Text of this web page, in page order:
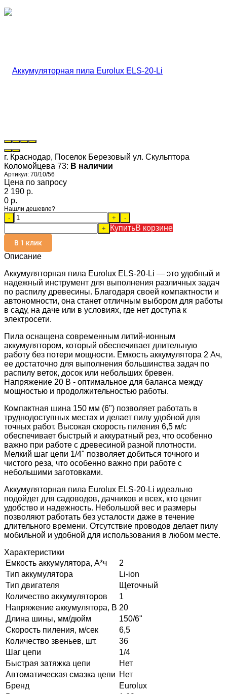
г. Краснодар, Поселок Березовый ул. Скульптора
Коломойцева 73: В наличии
Артикул: 70/10/56
Цена по запросу
2 190 p.
0 p.
Нашли дешевле?
- +
-
+
КупитьВ корзине
В 1 клик
Описание
Аккумуляторная пила Eurolux ELS-20-Li — это удобный и
надежный инструмент для выполнения различных задач
по распилу древесины. Благодаря своей компактности и
автономности, она станет отличным выбором для работы
в саду, на даче или в условиях, где нет доступа к
электросети.
Пила оснащена современным литий-ионным
аккумулятором, который обеспечивает длительную
работу без потери мощности. Емкость аккумулятора 2 Ач,
ее достаточно для выполнения большинства задач по
распилу веток, досок или небольших бревен.
Напряжение 20 В - оптимальное для баланса между
мощностью и продолжительностью работы.
Компактная шина 150 мм (6") позволяет работать в
труднодоступных местах и делает пилу удобной для
точных работ. Высокая скорость пиления 6,5 м/с
обеспечивает быстрый и аккуратный рез, что особенно
важно при работе с древесиной разной плотности.
Мелкий шаг цепи 1/4" позволяет добиться точного и
чистого реза, что особенно важно при работе с
небольшими заготовками.
Аккумуляторная пила Eurolux ELS-20-Li идеально
подойдет для садоводов, дачников и всех, кто ценит
удобство и надежность. Небольшой вес и размеры
позволяют работать без усталости даже в течение
длительного времени. Отсутствие проводов делает пилу
мобильной и удобной для использования в любом месте.
Характеристики
Емкость аккумулятора, А*ч
2
Тип аккумулятора
Li-ion
Тип двигателя
Щеточный
Количество аккумуляторов
1
Напряжение аккумулятора, В 20
Длина шины, мм/дюйм
150/6"
Скорость пиления, м/сек
6,5
Количество звеньев, шт.
36
Шаг цепи
1/4
Быстрая затяжка цепи
Нет
Автоматическая смазка цепи Нет
Бренд
Eurolux